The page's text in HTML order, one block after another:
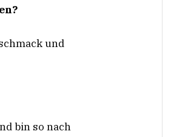
und
bin so nach